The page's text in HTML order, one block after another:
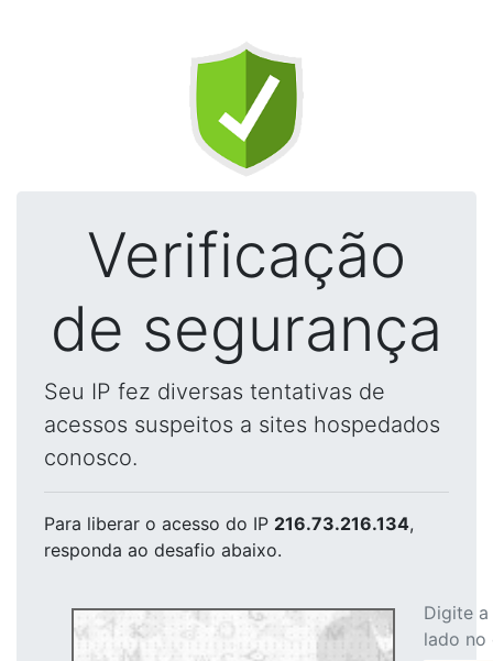
Verificação
de segurança
Seu IP fez diversas tentativas de
acessos suspeitos a sites hospedados
conosco.
Para liberar o acesso do IP 216.73.216.134,
responda ao desafio abaixo.
Digite
lado no